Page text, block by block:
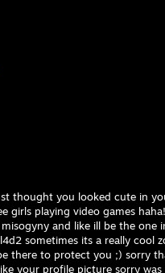
thought you looked cute in
girls playing video games
and like ill be the one
sometimes its a really cool
there to protect you ;) sorry
your profile picture sorry